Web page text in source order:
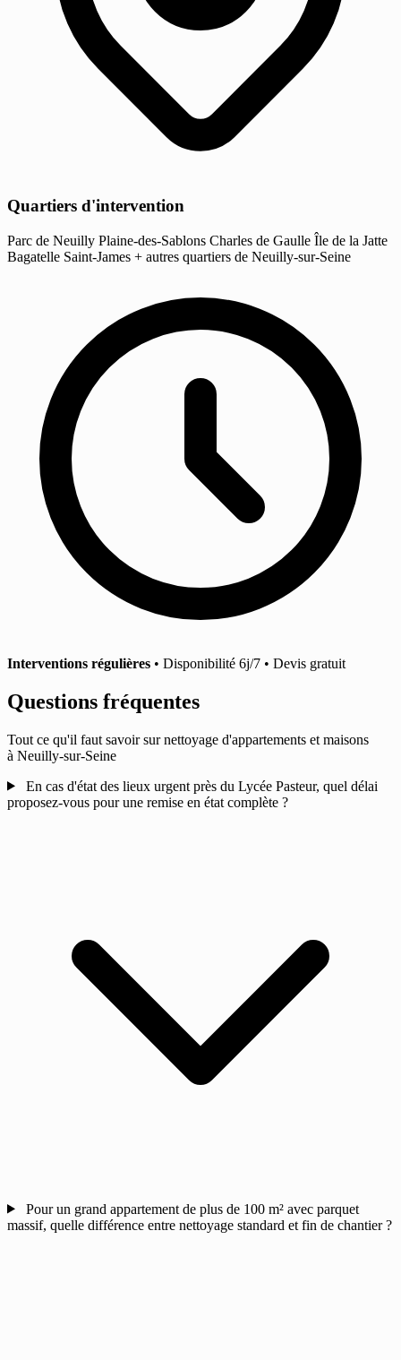
Quartiers d'intervention
Parc de Neuilly Plaine-des-Sablons Charles de Gaulle Île de la Jatte
Bagatelle Saint-James + autres quartiers de Neuilly-sur-Seine
Interventions régulières • Disponibilité 6j/7 • Devis gratuit
Questions fréquentes
Tout ce qu'il faut savoir sur nettoyage d'appartements et maisons
à Neuilly-sur-Seine
En cas d'état des lieux urgent près du Lycée Pasteur, quel délai
proposez-vous pour une remise en état complète ?
Pour un grand appartement de plus de 100 m² avec parquet
massif, quelle différence entre nettoyage standard et fin de chantier ?